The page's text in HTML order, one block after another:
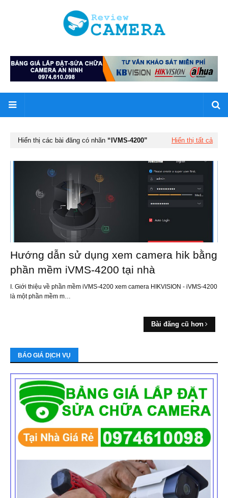
Hiển thị các bài đăng có nhãn IVMS-4200 Hiển thị tất cả
Hướng dẫn sử dụng xem camera hik bằng
phần mềm iVMS-4200 tại nhà
I. Giới thiệu về phần mềm iVMS-4200 xem camera HIKVISION - iVMS-4200
là một phần mềm m…
Bài đăng cũ hơn
BÁO GIÁ DỊCH VỤ